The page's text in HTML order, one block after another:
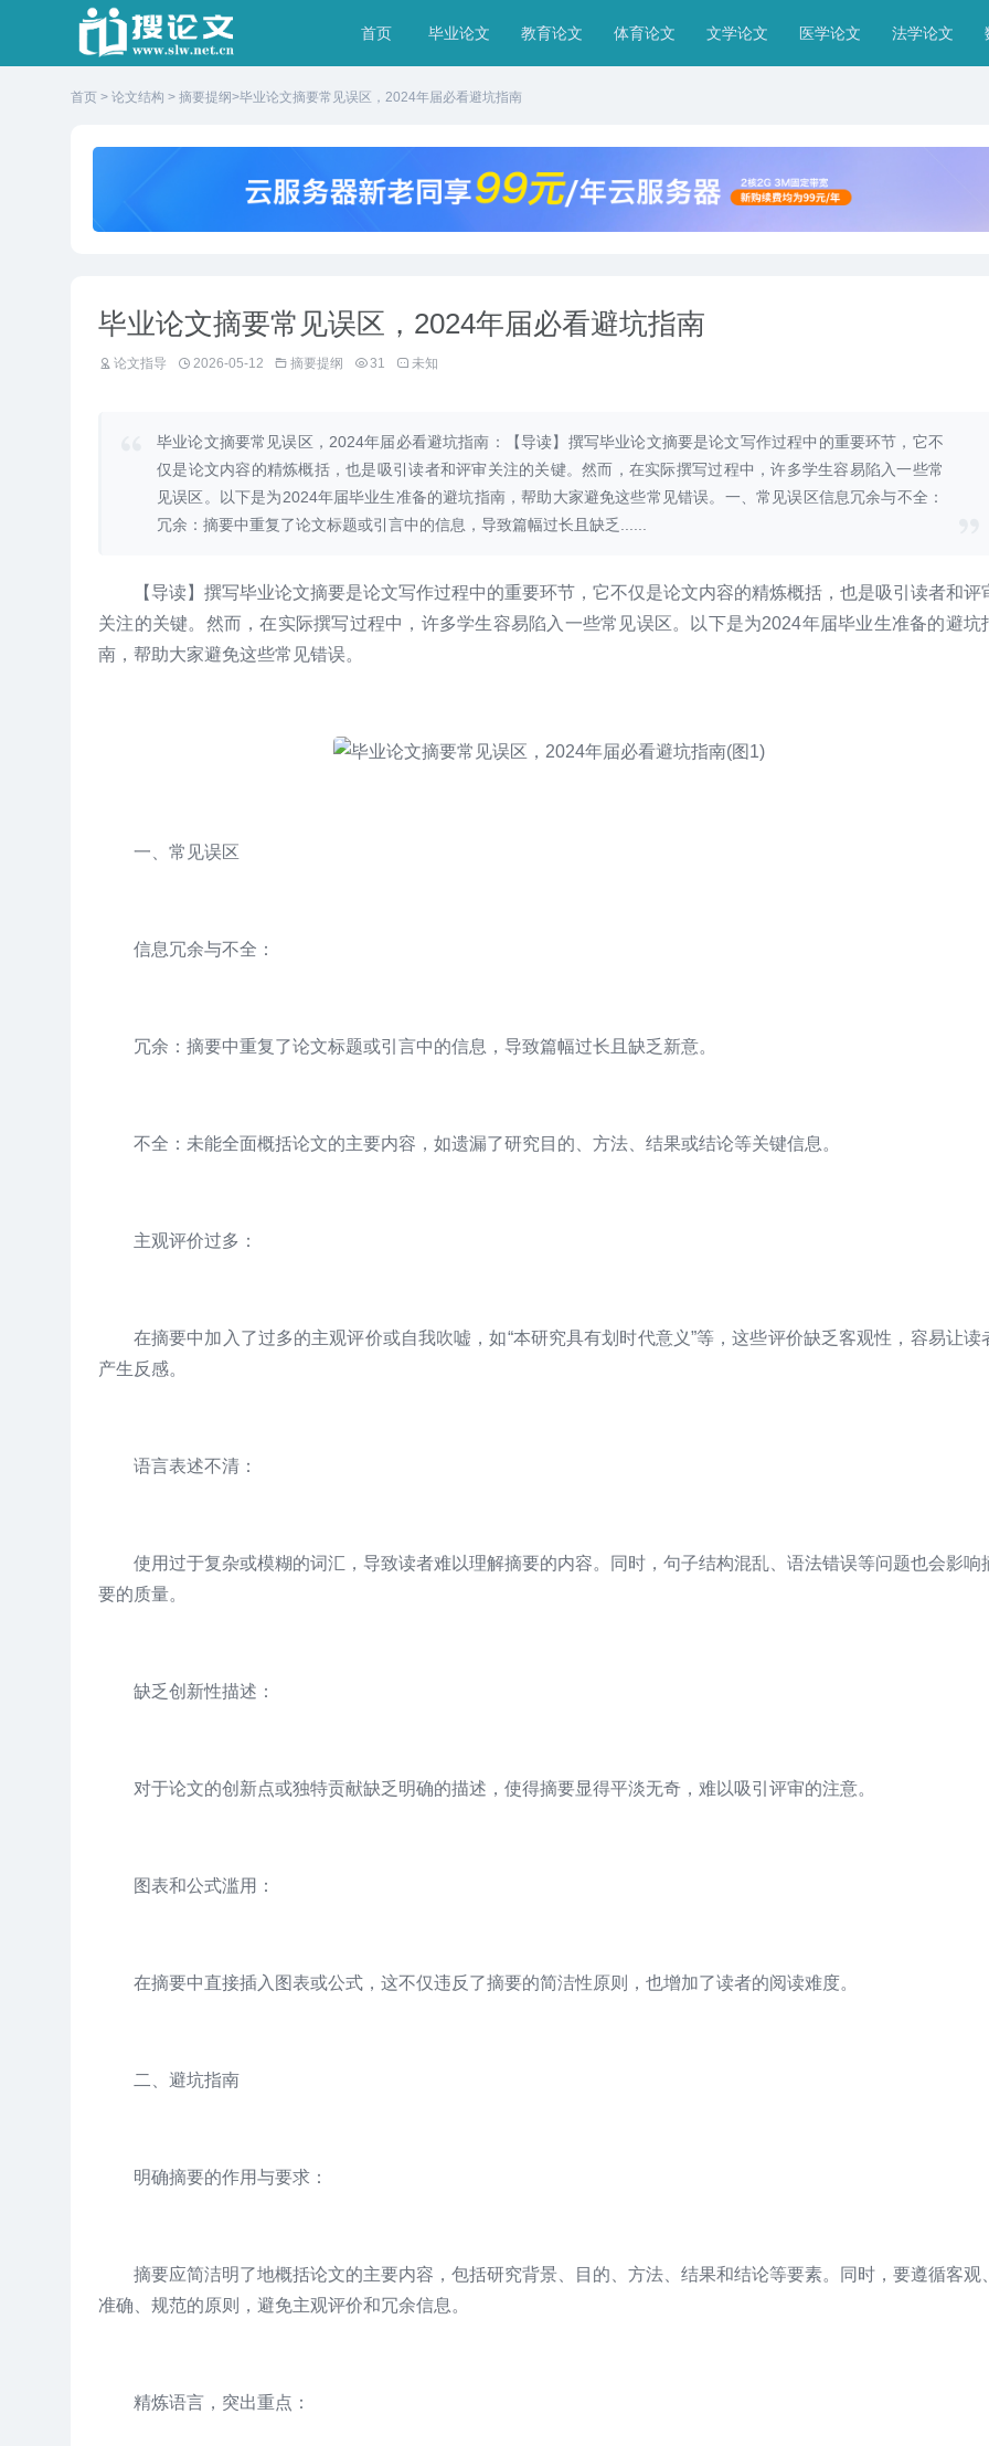
首页 毕业论文 教育论文 体育论文 文学论文 医学论文 法学论文
首页 > 论文结构 > 摘要提纲>毕业论文摘要常见误区，2024年届必看避坑指南
毕业论文摘要常见误区，2024年届必看避坑指南
论文指导 2026-05-12 摘要提纲 31 未知
毕业论文摘要常见误区，2024年届必看避坑指南：【导读】撰写毕业论文摘要是论文写作过程中的重要环节，它不
仅是论文内容的精炼概括，也是吸引读者和评审关注的关键。然而，在实际撰写过程中，许多学生容易陷入一些常
见误区。以下是为2024年届毕业生准备的避坑指南，帮助大家避免这些常见错误。一、常见误区信息冗余与不全：
冗余：摘要中重复了论文标题或引言中的信息，导致篇幅过长且缺乏......
【导读】撰写毕业论文摘要是论文写作过程中的重要环节，它不仅是论文内容的精炼概括，也是吸引读者和评
关注的关键。然而，在实际撰写过程中，许多学生容易陷入一些常见误区。以下是为2024年届毕业生准备的避坑
南，帮助大家避免这些常见错误。
一、常见误区
信息冗余与不全：
冗余：摘要中重复了论文标题或引言中的信息，导致篇幅过长且缺乏新意。
不全：未能全面概括论文的主要内容，如遗漏了研究目的、方法、结果或结论等关键信息。
主观评价过多：
在摘要中加入了过多的主观评价或自我吹嘘，如“本研究具有划时代意义”等，这些评价缺乏客观性，容易让读
产生反感。
语言表述不清：
使用过于复杂或模糊的词汇，导致读者难以理解摘要的内容。同时，句子结构混乱、语法错误等问题也会影响
要的质量。
缺乏创新性描述：
对于论文的创新点或独特贡献缺乏明确的描述，使得摘要显得平淡无奇，难以吸引评审的注意。
图表和公式滥用：
在摘要中直接插入图表或公式，这不仅违反了摘要的简洁性原则，也增加了读者的阅读难度。
二、避坑指南
明确摘要的作用与要求：
摘要应简洁明了地概括论文的主要内容，包括研究背景、目的、方法、结果和结论等要素。同时，要遵循客观
准确、规范的原则，避免主观评价和冗余信息。
精炼语言，突出重点：